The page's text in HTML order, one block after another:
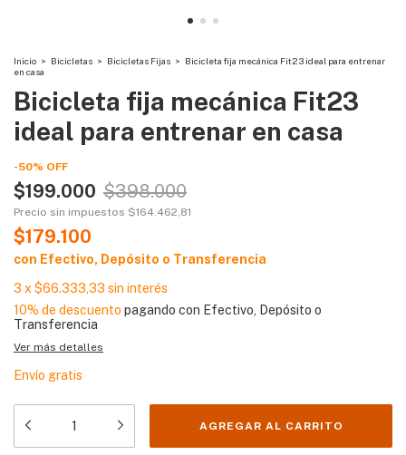
Inicio > Bicicletas > Bicicletas Fijas > Bicicleta fija mecánica Fit23 ideal para entrenar
en casa
Bicicleta fija mecánica Fit23
ideal para entrenar en casa
-50% OFF
$199.000 $398.000
Precio sin impuestos $164.462,81
$179.100
con Efectivo, Depósito o Transferencia
3 x $66.333,33 sin interés
10% de descuento pagando con Efectivo, Depósito o
Transferencia
Ver más detalles
Envío gratis